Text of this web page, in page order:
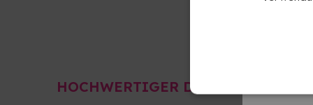
HOCHWERTIGER DRUCK